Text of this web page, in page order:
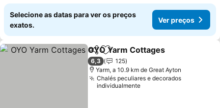
Selecione as datas para ver os preços
exatos.
Ver preços
PartilharAdicionar aos favoritos
OYO Yarm Cottages
6,3
125
Yarm, a 10.9 km de Great Ayton
Chalés peculiares e decorados
individualmente